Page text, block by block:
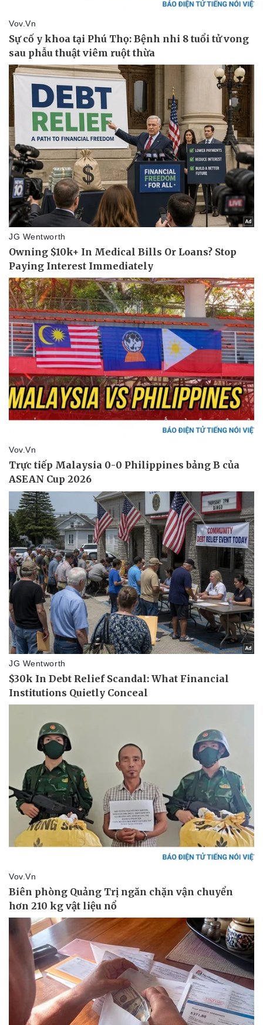
Thể thao
Bóng đá
Lịch thi đấu bóng đá
Thế giới thể thao
eSports
Hậu trường
Ô tô - Xe máy
Xe máy
Doanh nghiệp
Thông tin doanh nghiệp
Doanh nghiệp 24h
Doanh nhân
Vì cộng đồng
Công nghệ
Sành điệu
Trải nghiệm
Chuyển đổi số